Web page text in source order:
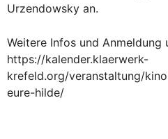
Urzendowsky an.
Weitere Infos und Anmeldung
https://kalender.klaerwerk-
krefeld.org/veranstaltung/
eure-hilde/